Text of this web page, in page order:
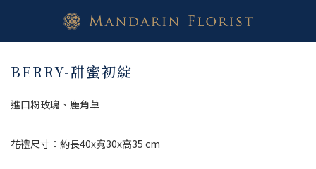
BERRY-甜蜜初綻
進口粉玫瑰、鹿角草
花禮尺寸：約長40x寬30x高35 cm